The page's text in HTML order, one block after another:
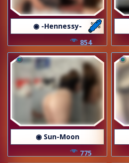
◉ -Hennessy-
854
◉ Sun-Moon
775